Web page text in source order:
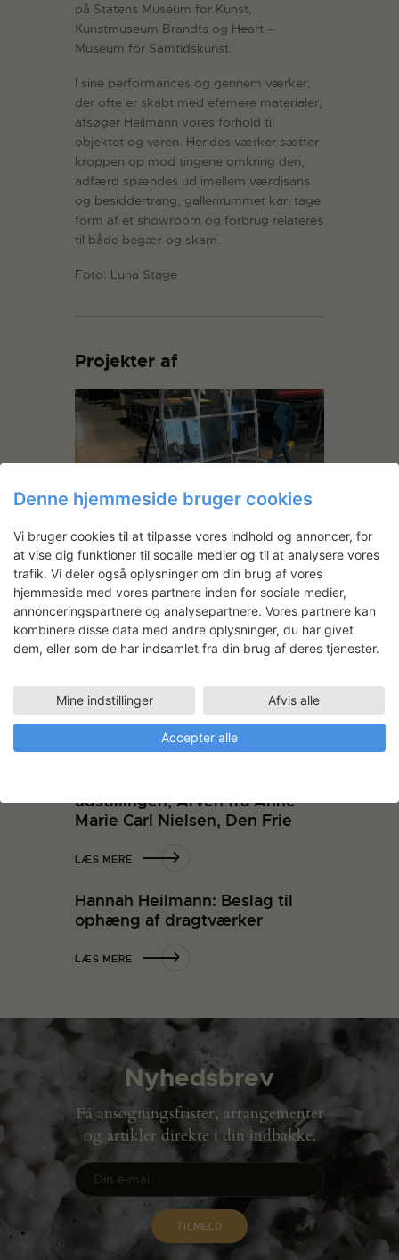
på Statens Museum for Kunst,
Kunstmuseum Brandts og Heart –
Museum for Samtidskunst.
I sine performances og gennem værker,
der ofte er skabt med efemere materialer,
afsøger Heilmann vores forhold til
objektet og varen. Hendes værker sætter
kroppen op mod tingene omkring den,
adfærd spændes ud imellem værdisans
og besiddertrang, gallerirummet kan tage
form af et showroom og forbrug relateres
til både begær og skam.
Foto: Luna Stage
Projekter af
Hannah Heilmann: Stagecraft
Hannah Heilmann har på metalværkstedet
arbejdet med en serie skulpturer baseret
på nogle gamle støbejernsvinduer fra
københavnske tage og en landsbykirke.
scenografiske sætstykker.
udstillingen, Arven fra Anne
Marie Carl Nielsen, Den Frie
LÆS MERE
Hannah Heilmann: Beslag til
ophæng af dragtværker
LÆS MERE
Nyhedsbrev
Få ansøgningsfrister, arrangementer
og artikler direkte i din indbakke.
Denne hjemmeside bruger cookies
Vi bruger cookies til at tilpasse vores indhold og annoncer, for
at vise dig funktioner til socaile medier og til at analysere vores
trafik. Vi deler også oplysninger om din brug af vores
hjemmeside med vores partnere inden for sociale medier,
annonceringspartnere og analysepartnere. Vores partnere kan
kombinere disse data med andre oplysninger, du har givet
dem, eller som de har indsamlet fra din brug af deres tjenester.
Mine indstillinger Afvis alle
Accepter alle